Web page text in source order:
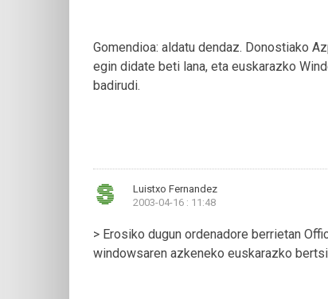
Gomendioa: aldatu dendaz. Donostiako
egin didate beti lana, eta euskarazko
badirudi.
Luistxo Fernandez
2003-04-16 : 11:48
> Erosiko dugun ordenadore berrietan
windowsaren azkeneko euskarazko